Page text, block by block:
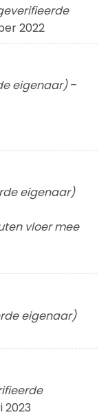
2022
eigenaar) –
eigenaar)
vloer mee
eigenaar)
2023